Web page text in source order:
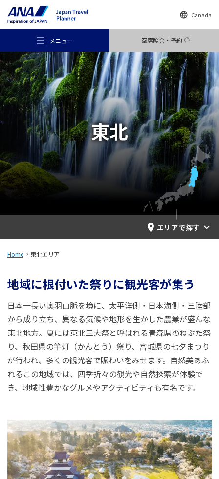
Canada
メニュー 空席照会・予約
おすすめの旅
旅のアイデア
行き先
ANA サービス
東北
エリアで探す
Home 東北エリア
地域に根付いた祭りに観光客が集う
日本一長い奥羽山脈を境に、太平洋側・日本海側・三陸部
から成り立ち、異なる気候や地形を生かした農業が盛んな
東北地方。夏には東北三大祭と呼ばれる青森県のねぶた祭
り、秋田県の竿灯（かんとう）祭り、宮城県の七夕まつり
が行われ、多くの観光客で賑わいをみせます。自然美あふ
れるこの地域では、四季折々の観光や自然探索が体験で
き、地域性豊かなグルメやアクティビティも有名です。